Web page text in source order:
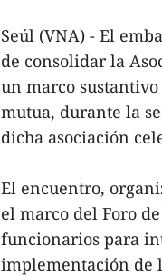
Seúl (VNA) - El
de consolidar la
un marco
mutua, durante la
dicha asociación
El encuentro,
el marco del Foro
funcionarios para
implementación de